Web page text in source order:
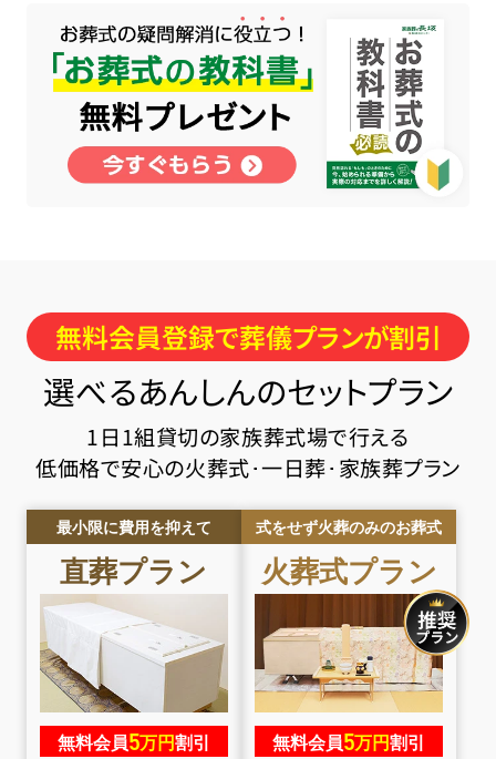
無料会員登録で葬儀プランが割引
選べるあんしんのセットプラン
1日1組貸切の家族葬式場で行える
低価格で安心の火葬式･一日葬･家族葬プラン
最小限に費用を抑えて
直葬プラン
無料会員5万円割引
式をせず火葬のみのお葬式
火葬式プラン
無料会員5万円割引